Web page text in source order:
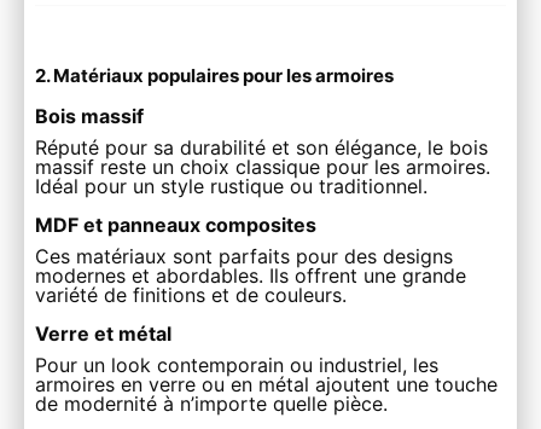
2. Matériaux populaires pour les armoires
Bois massif
Réputé pour sa durabilité et son élégance, le bois
massif reste un choix classique pour les armoires.
Idéal pour un style rustique ou traditionnel.
MDF et panneaux composites
Ces matériaux sont parfaits pour des designs
modernes et abordables. Ils offrent une grande
variété de finitions et de couleurs.
Verre et métal
Pour un look contemporain ou industriel, les
armoires en verre ou en métal ajoutent une touche
de modernité à n’importe quelle pièce.